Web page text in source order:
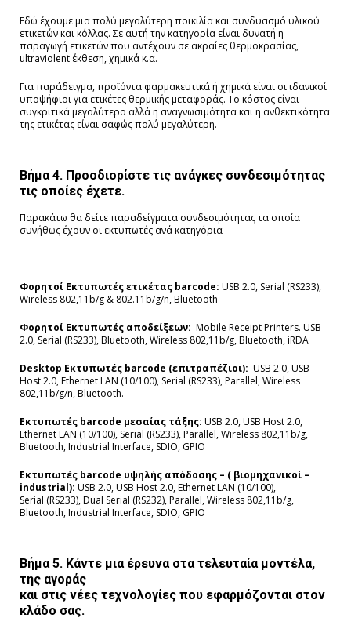
Εδώ έχουμε μια πολύ μεγαλύτερη ποικιλία και συνδυασμό υλικού
ετικετών και κόλλας. Σε αυτή την κατηγορία είναι δυνατή η
παραγωγή ετικετών που αντέχουν σε ακραίες θερμοκρασίας,
ultraviolent έκθεση, χημικά κ.α.
Για παράδειγμα, προϊόντα φαρμακευτικά ή χημικά είναι οι ιδανικοί
υποψήφιοι για ετικέτες θερμικής μεταφοράς. Το κόστος είναι
συγκριτικά μεγαλύτερο αλλά η αναγνωσιμότητα και η ανθεκτικότητα
της ετικέτας είναι σαφώς πολύ μεγαλύτερη.
Βήμα 4. Προσδιορίστε τις ανάγκες συνδεσιμότητας
τις οποίες έχετε.
Παρακάτω θα δείτε παραδείγματα συνδεσιμότητας τα οποία
συνήθως έχουν οι εκτυπωτές ανά κατηγόρια
Φορητοί Εκτυπωτές ετικέτας barcode: USB 2.0, Serial (RS233),
Wireless 802,11b/g & 802.11b/g/n, Bluetooth
Φορητοί Εκτυπωτές αποδείξεων: Mobile Receipt Printers. USB
2.0, Serial (RS233), Bluetooth, Wireless 802,11b/g, Bluetooth, iRDA
Desktop Εκτυπωτές barcode (επιτραπέζιοι): USB 2.0, USB
Host 2.0, Ethernet LAN (10/100), Serial (RS233), Parallel, Wireless
802,11b/g/n, Bluetooth.
Εκτυπωτές barcode μεσαίας τάξης: USB 2.0, USB Host 2.0,
Ethernet LAN (10/100), Serial (RS233), Parallel, Wireless 802,11b/g,
Bluetooth, Industrial Interface, SDIO, GPIO
Εκτυπωτές barcode υψηλής απόδοσης – ( βιομηχανικοί –
industrial): USB 2.0, USB Host 2.0, Ethernet LAN (10/100),
Serial (RS233), Dual Serial (RS232), Parallel, Wireless 802,11b/g,
Bluetooth, Industrial Interface, SDIO, GPIO
Βήμα 5. Κάντε μια έρευνα στα τελευταία μοντέλα,
της αγοράς
και στις νέες τεχνολογίες που εφαρμόζονται στον
κλάδο σας.